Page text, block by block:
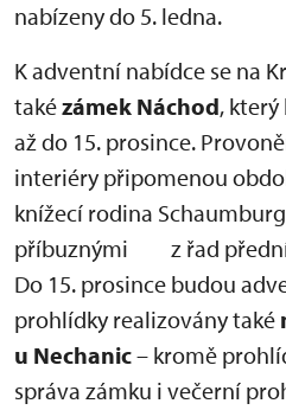
nabízeny do 5. ledna.
K adventní nabídce se na
takézámek Náchod,
až do 15. prosince.
interiéry připomenou
knížecí rodina
příbuznými z řad přední
Do 15. prosince budou
prohlídky realizovány také
u Nechanic– kromě
správa zámku i večerní